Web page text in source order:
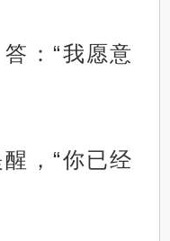
：“我愿意
，“你已经